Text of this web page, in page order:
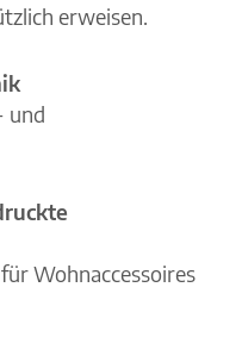
erweisen.
und
Wohnaccessoires